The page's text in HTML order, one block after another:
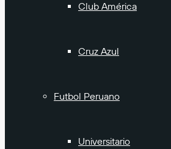
Club América
Cruz Azul
Futbol Peruano
Universitario